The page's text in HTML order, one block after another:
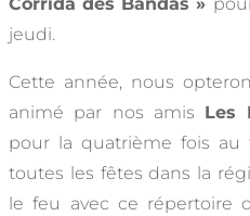
Corrida des Bandas »
jeudi.
Cette année, nous
animé par nos amis Les
pour la quatrième fois au
toutes les fêtes dans la
le feu avec ce